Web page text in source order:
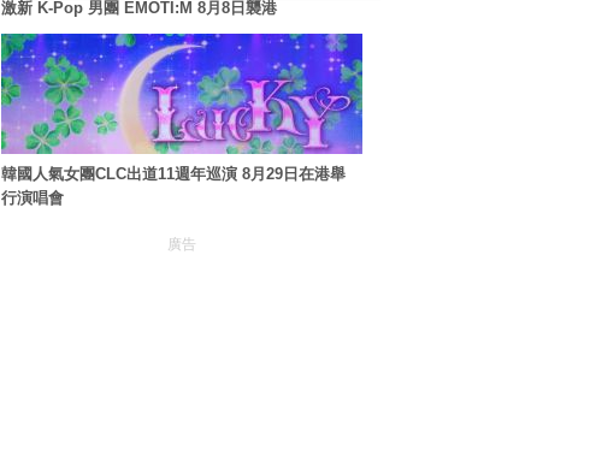
激新 K-Pop 男團 EMOTI:M 8月8日襲港
韓國人氣女團CLC出道11週年巡演 8月29日在港舉
行演唱會
廣告